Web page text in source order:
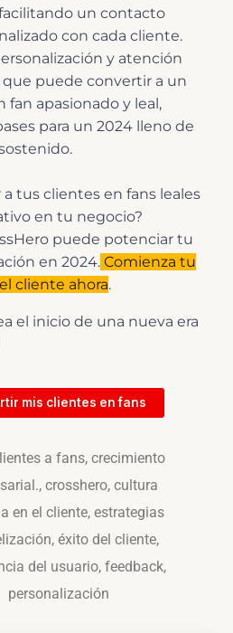
un contacto
con cada cliente.
y atención
que puede convertir a un
apasionado y leal,
para un 2024 lleno de
tus clientes en fans leales
en tu negocio?
puede potenciar tu
en 2024. Comienza tu
cliente ahora.
el inicio de una nueva era
mis clientes en fans
a fans, crecimiento
, crosshero, cultura
en el cliente, estrategias
, éxito del cliente,
del usuario, feedback,
personalización